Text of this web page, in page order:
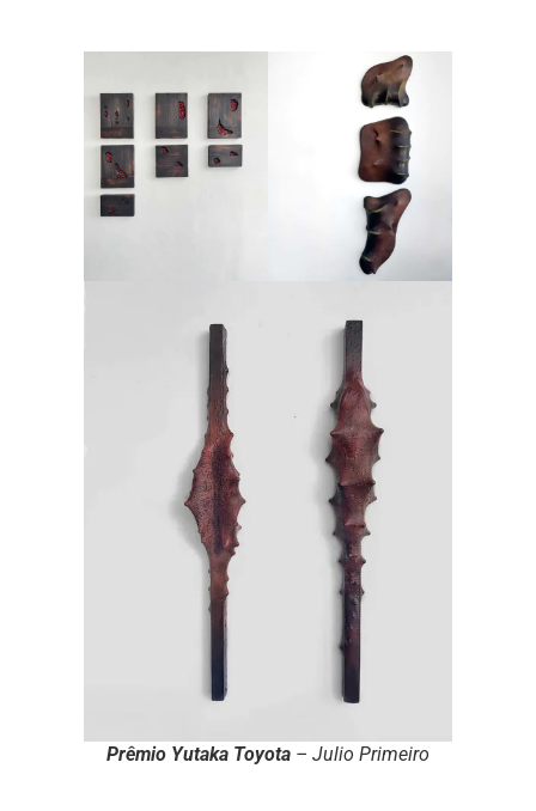
Prêmio Yutaka Toyota – Julio Primeiro